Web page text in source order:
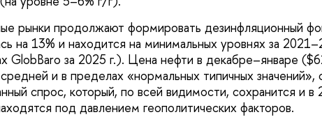
рынки продолжают формировать дезинфляционный
на 13% и находится на минимальных уровнях за
GlobBaro за 2025 г.). Цена нефти в декабре–январе
и в пределах «нормальных типичных
спрос, который, по всей видимости, сохранится и в
под давлением геополитических факторов.